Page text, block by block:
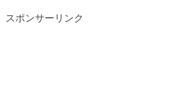
スポンサーリンク